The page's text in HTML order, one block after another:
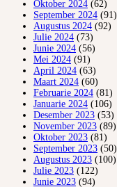
Oktober 2024 (62)
September 2024 (91)
Augustus 2024 (92)
Julie 2024 (73)
Junie 2024 (56)
Mei 2024 (91)
April 2024 (63)
Maart 2024 (60)
Februarie 2024 (81)
Januarie 2024 (106)
Desember 2023 (53)
November 2023 (89)
Oktober 2023 (81)
September 2023 (50)
Augustus 2023 (100)
Julie 2023 (122)
Junie 2023 (94)